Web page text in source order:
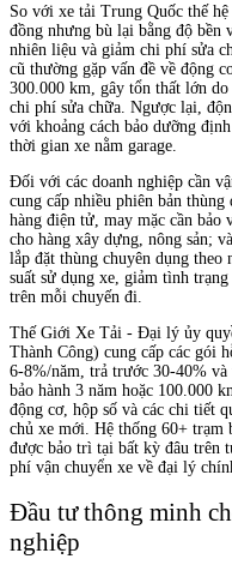
So với xe tải Trung Quốc thế
đồng nhưng bù lại bằng độ
nhiên liệu và giảm chi phí sửa
cũ thường gặp vấn đề về động
300.000 km, gây tổn thất lớn
chi phí sửa chữa. Ngược lại,
với khoảng cách bảo dưỡng
thời gian xe nằm garage.
Đối với các doanh nghiệp cần
cung cấp nhiều phiên bản thùng
hàng điện tử, may mặc cần bảo
cho hàng xây dựng, nông sản;
lắp đặt thùng chuyên dụng
suất sử dụng xe, giảm tình
trên mỗi chuyến đi.
Thế Giới Xe Tải - Đại lý ủy
Thành Công) cung cấp các gói
6-8%/năm, trả trước 30-40% và
bảo hành 3 năm hoặc 100.000
động cơ, hộp số và các chi tiết
chủ xe mới. Hệ thống 60+ trạm
được bảo trì tại bất kỳ đâu trên
phí vận chuyển xe về đại lý
Đầu tư thông minh
nghiệp